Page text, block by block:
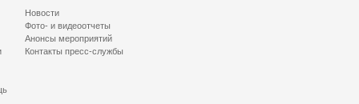
Новости
Фото- и видеоотчеты
Анонсы мероприятий
Контакты пресс-службы